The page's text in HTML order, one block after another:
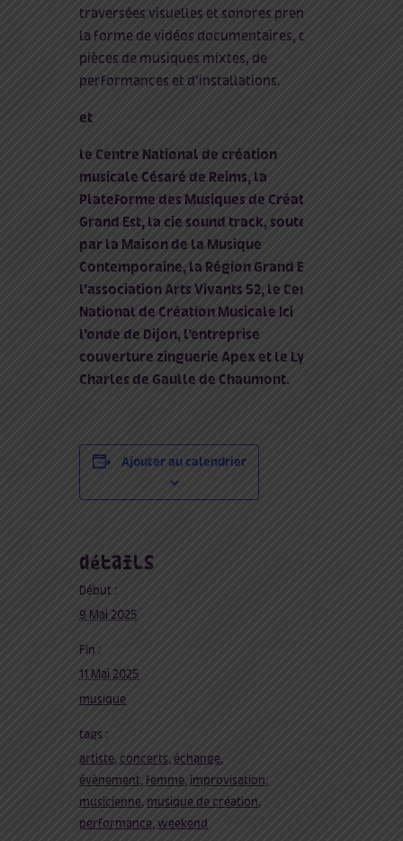
traversées visuelles et sonores prenant
la forme de vidéos documentaires, de
pièces de musiques mixtes, de
performances et d’installations.
et
le Centre National de création
musicale Césaré de Reims, la
Plateforme des Musiques de Création
Grand Est, la cie sound track, soutenue
par la Maison de la Musique
Contemporaine, la Région Grand Est,
l’association Arts Vivants 52, le Centre
National de Création Musicale Ici
l’onde de Dijon, l’entreprise
couverture zinguerie Apex et le Lycée
Charles de Gaulle de Chaumont.
Ajouter au calendrier
détails
Début :
9 Mai 2025
Fin :
11 Mai 2025
musique
tags :
artiste, concerts, échange,
évènement, femme, improvisation,
musicienne, musique de création,
performance, weekend